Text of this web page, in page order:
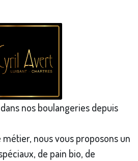
nos boulangeries depuis
nous vous proposons un
de pain bio, de